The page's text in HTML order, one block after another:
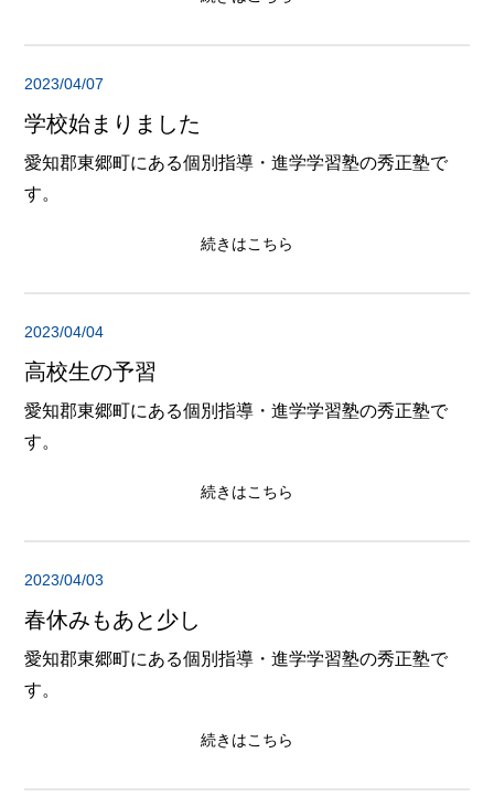
2023/04/07
学校始まりました
愛知郡東郷町にある個別指導・進学学習塾の秀正塾で
す。
続きはこちら
2023/04/04
高校生の予習
愛知郡東郷町にある個別指導・進学学習塾の秀正塾で
す。
続きはこちら
2023/04/03
春休みもあと少し
愛知郡東郷町にある個別指導・進学学習塾の秀正塾で
す。
続きはこちら